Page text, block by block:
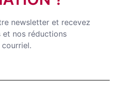
newsletter et recevez
et nos réductions